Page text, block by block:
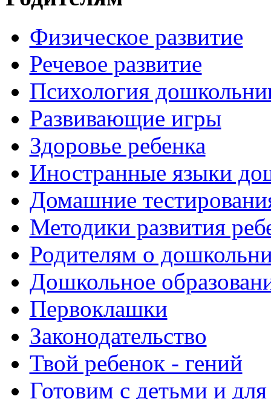
Физическое развитие
Речевое развитие
Психология
Развивающие игры
Здоровье ребенка
Иностранные языки
Домашние
Методики развития
Родителям о
Дошкольное
Первоклашки
Законодательство
Твой ребенок - гений
Готовим с детьми и для